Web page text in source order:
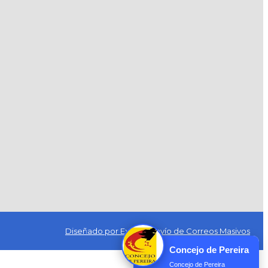
Diseñado por Exus™|Envío de Correos Masivos